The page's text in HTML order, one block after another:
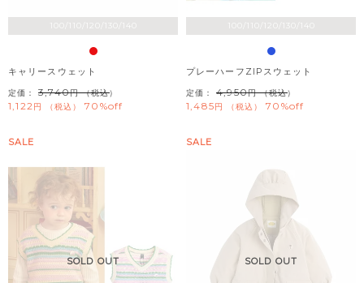
100/110/120/130/140
キャリースウェット
定価： 3,740 （税込）
1,122 税込 70%off
100/110/120/130/140
プレーハーフZIPスウェット
定価： 4,950 （税込）
1,485 税込 70%off
SOLD OUT
SALE
SOLD OUT
SALE